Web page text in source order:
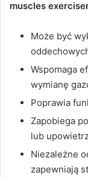
muscles
Może być
Wspomaga
wymianę
Poprawia
Zapobiega
lub
Niezależne
zapewniają